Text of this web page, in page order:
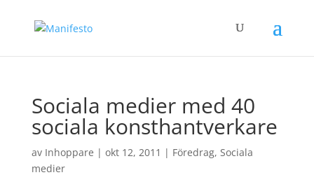
Sociala medier med 40
sociala konsthantverkare
av Inhoppare | okt 12, 2011 | Föredrag, Sociala
medier